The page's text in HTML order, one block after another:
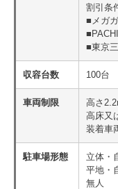
割引条
■メガ
■東京
収容台数 100台
車両制限
高さ
高床又
装着車
駐車場形態
立体・
平地・
無人